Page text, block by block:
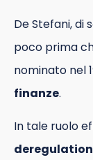
De Stefani, di
poco prima
nominato nel
finanze.
In tale ruolo
deregulation